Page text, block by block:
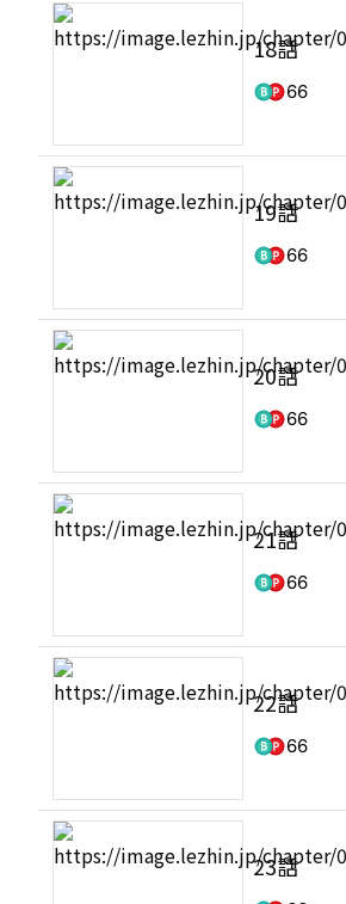
18話
66
19話
66
20話
66
21話
66
22話
66
23話